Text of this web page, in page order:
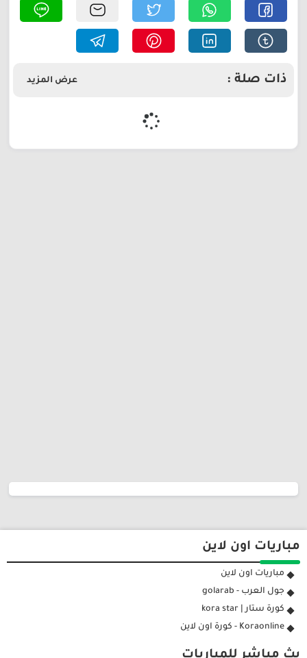
عرض المزيد ذات صلة :
مباريات اون لاين
مباريات اون لاين
جول العرب - golarab
كورة ستار | kora star
Koraonline - كورة اون لاين